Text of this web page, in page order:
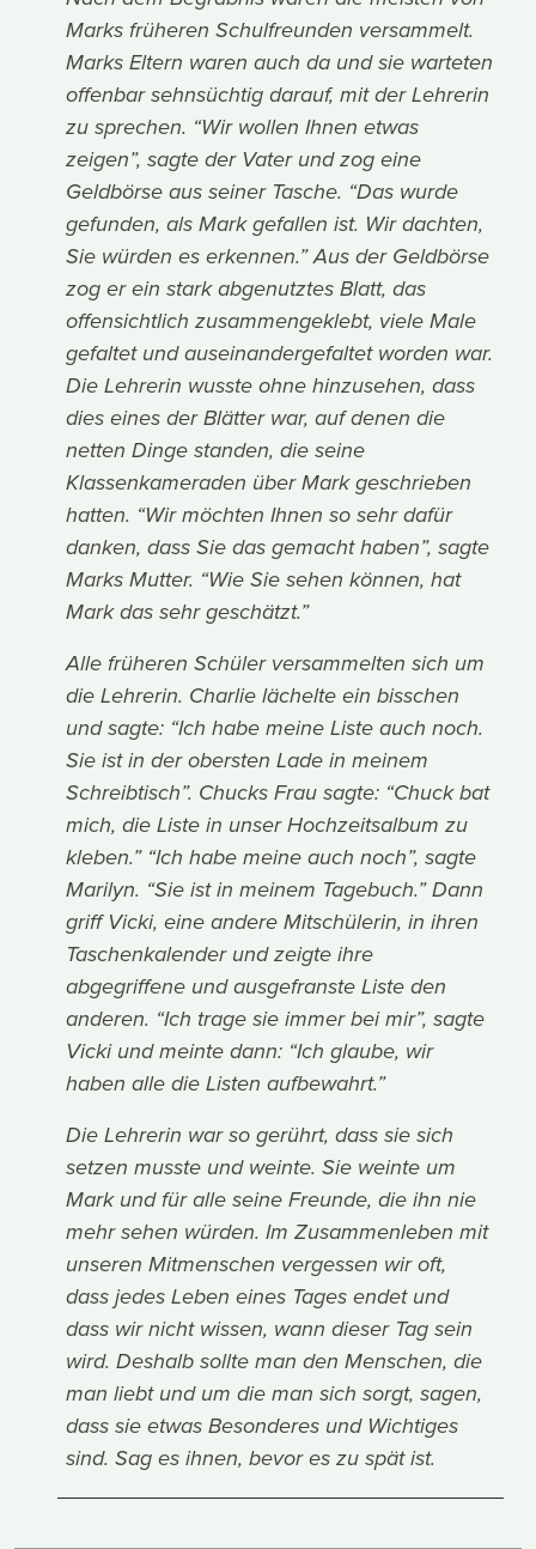
Marks früheren Schulfreunden versammelt.
Marks Eltern waren auch da und sie warteten
offenbar sehnsüchtig darauf, mit der Lehrerin
zu sprechen. “Wir wollen Ihnen etwas
zeigen”, sagte der Vater und zog eine
Geldbörse aus seiner Tasche. “Das wurde
gefunden, als Mark gefallen ist. Wir dachten,
Sie würden es erkennen.” Aus der Geldbörse
zog er ein stark abgenutztes Blatt, das
offensichtlich zusammengeklebt, viele Male
gefaltet und auseinandergefaltet worden war.
Die Lehrerin wusste ohne hinzusehen, dass
dies eines der Blätter war, auf denen die
netten Dinge standen, die seine
Klassenkameraden über Mark geschrieben
hatten. “Wir möchten Ihnen so sehr dafür
danken, dass Sie das gemacht haben”, sagte
Marks Mutter. “Wie Sie sehen können, hat
Mark das sehr geschätzt.”
Alle früheren Schüler versammelten sich um
die Lehrerin. Charlie lächelte ein bisschen
und sagte: “Ich habe meine Liste auch noch.
Sie ist in der obersten Lade in meinem
Schreibtisch”. Chucks Frau sagte: “Chuck bat
mich, die Liste in unser Hochzeitsalbum zu
kleben.” “Ich habe meine auch noch”, sagte
Marilyn. “Sie ist in meinem Tagebuch.” Dann
griff Vicki, eine andere Mitschülerin, in ihren
Taschenkalender und zeigte ihre
abgegriffene und ausgefranste Liste den
anderen. “Ich trage sie immer bei mir”, sagte
Vicki und meinte dann: “Ich glaube, wir
haben alle die Listen aufbewahrt.”
Die Lehrerin war so gerührt, dass sie sich
setzen musste und weinte. Sie weinte um
Mark und für alle seine Freunde, die ihn nie
mehr sehen würden. Im Zusammenleben mit
unseren Mitmenschen vergessen wir oft,
dass jedes Leben eines Tages endet und
dass wir nicht wissen, wann dieser Tag sein
wird. Deshalb sollte man den Menschen, die
man liebt und um die man sich sorgt, sagen,
dass sie etwas Besonderes und Wichtiges
sind. Sag es ihnen, bevor es zu spät ist.